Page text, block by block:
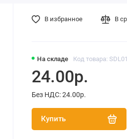
На складе Код товара:
24.00р.
Без НДС: 24.00р.
Купить
В избранное В